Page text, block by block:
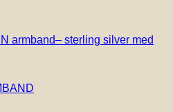
armband– sterling silver med